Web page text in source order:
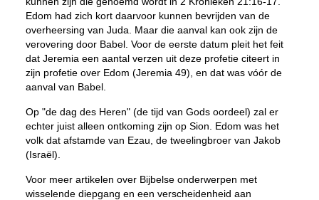
Edom had zich kort daarvoor kunnen bevrijden van de
overheersing van Juda. Maar die aanval kan ook zijn de
verovering door Babel. Voor de eerste datum pleit het feit
dat Jeremia een aantal verzen uit deze profetie citeert in
zijn profetie over Edom (Jeremia 49), en dat was vóór de
aanval van Babel.
Op "de dag des Heren" (de tijd van Gods oordeel) zal er
echter juist alleen ontkoming zijn op Sion. Edom was het
volk dat afstamde van Ezau, de tweelingbroer van Jakob
(Israël).
Voor meer artikelen over Bijbelse onderwerpen met
wisselende diepgang en een verscheidenheid aan